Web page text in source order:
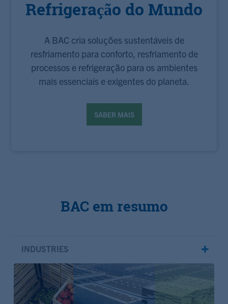
Refrigeração do Mundo
A BAC cria soluções sustentáveis ​​de
resfriamento para conforto, resfriamento de
processos e refrigeração para os ambientes
mais essenciais e exigentes do planeta.
SABER MAIS
BAC em resumo
INDUSTRIES